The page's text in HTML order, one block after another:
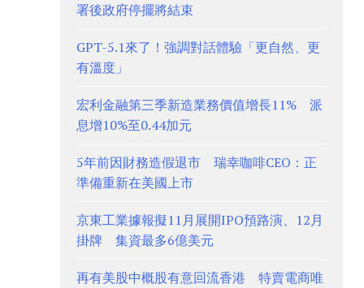
署後政府停擺將結束
GPT-5.1來了！強調對話體驗「更自然、更
有溫度」
宏利金融第三季新造業務價值增長11% 派
息增10%至0.44加元
5年前因財務造假退市 瑞幸咖啡CEO：正
準備重新在美國上市
京東工業據報擬11月展開IPO預路演、12月
掛牌 集資最多6億美元
再有美股中概股有意回流香港 特賣電商唯